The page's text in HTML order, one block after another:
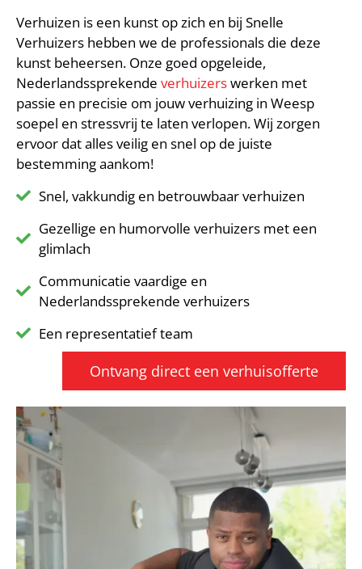
Verhuizen is een kunst op zich en bij Snelle
Verhuizers hebben we de professionals die deze
kunst beheersen. Onze goed opgeleide,
Nederlandssprekende verhuizerswerken met
passie en precisie om jouw verhuizing in Weesp
soepel en stressvrij te laten verlopen. Wij zorgen
ervoor dat alles veilig en snel op de juiste
bestemming aankom!
Snel, vakkundig en betrouwbaar verhuizen
Gezellige en humorvolle verhuizers met een
glimlach
Communicatie vaardige en
Nederlandssprekende verhuizers
Een representatief team
Ontvang direct een verhuisofferte